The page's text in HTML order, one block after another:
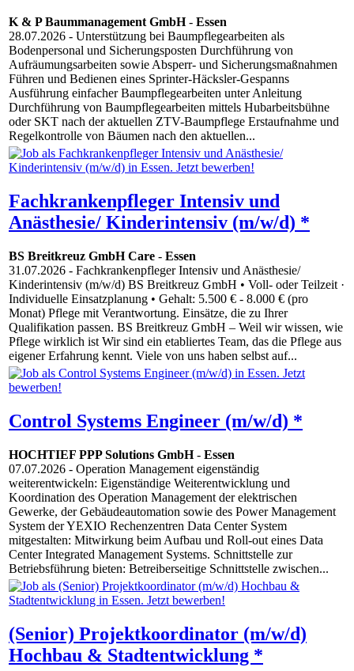
K & P Baummanagement GmbH- Essen
28.07.2026 - Unterstützung bei Baumpflegearbeiten als
Bodenpersonal und Sicherungsposten Durchführung von
Aufräumungsarbeiten sowie Absperr- und Sicherungsmaßnahmen
Führen und Bedienen eines Sprinter-Häcksler-Gespanns
Ausführung einfacher Baumpflegearbeiten unter Anleitung
Durchführung von Baumpflegearbeiten mittels Hubarbeitsbühne
oder SKT nach der aktuellen ZTV-Baumpflege Erstaufnahme und
Regelkontrolle von Bäumen nach den aktuellen...
Fachkrankenpfleger Intensiv und
Anästhesie/ Kinderintensiv (m/w/d) *
BS Breitkreuz GmbH Care - Essen
31.07.2026 - Fachkrankenpfleger Intensiv und Anästhesie/
Kinderintensiv (m/w/d) BS Breitkreuz GmbH • Voll- oder Teilzeit ·
Individuelle Einsatzplanung • Gehalt: 5.500 € - 8.000 € (pro
Monat) Pflege mit Verantwortung. Einsätze, die zu Ihrer
Qualifikation passen. BS Breitkreuz GmbH – Weil wir wissen, wie
Pflege wirklich ist Wir sind ein etabliertes Team, das die Pflege aus
eigener Erfahrung kennt. Viele von uns haben selbst auf...
Control Systems Engineer (m/w/d) *
HOCHTIEF PPP Solutions GmbH- Essen
07.07.2026 - Operation Management eigenständig
weiterentwickeln: Eigenständige Weiterentwicklung und
Koordination des Operation Management der elektrischen
Gewerke, der Gebäudeautomation sowie des Power Management
System der YEXIO Rechenzentren Data Center System
mitgestalten: Mitwirkung beim Aufbau und Roll-out eines Data
Center Integrated Management Systems. Schnittstelle zur
Betriebsführung bieten: Betreiberseitige Schnittstelle zwischen...
(Senior) Projektkoordinator (m/w/d)
Hochbau & Stadtentwicklung *